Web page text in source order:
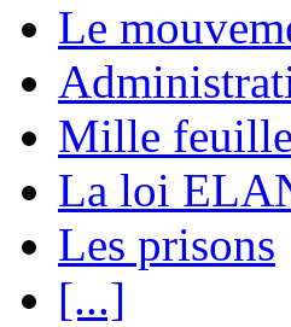
Le
Mille
La loi
Les prisons
[...]